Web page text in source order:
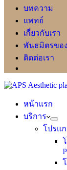
บทความ
แพทย์
เกี่ยวกับเรา
พันธมิตรของ
ติดต่อเรา
หน้าแรก
บริการ
โปรแ